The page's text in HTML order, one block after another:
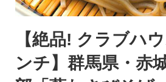
【絶品! クラブハ
ンチ】群馬県・赤